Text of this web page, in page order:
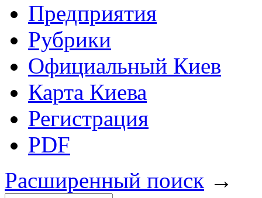
Предприятия
Рубрики
Официальный Киев
Карта Киева
Регистрация
PDF
Расширенный поиск →